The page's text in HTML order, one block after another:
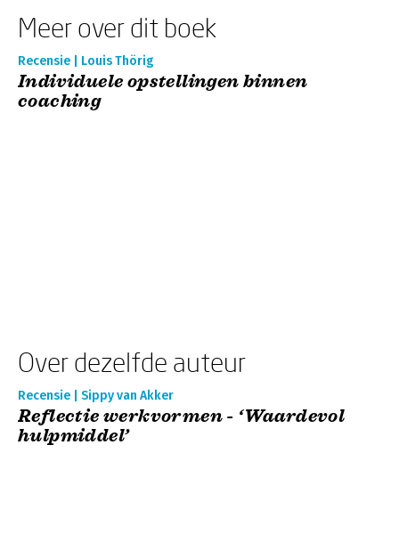
Meer over dit boek
Recensie | Louis Thörig
Individuele opstellingen binnen
coaching
Over dezelfde auteur
Recensie | Sippy van Akker
Reflectie werkvormen - ‘Waardevol
hulpmiddel’